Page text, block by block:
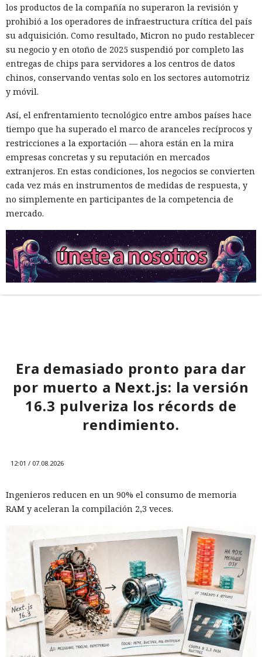
los productos de la compañía no superaron la revisión y
prohibió a los operadores de infraestructura crítica del país
su adquisición. Como resultado, Micron no pudo restablecer
su negocio y en otoño de 2025 suspendió por completo las
entregas de chips para servidores a los centros de datos
chinos, conservando ventas solo en los sectores automotriz
y móvil.
Así, el enfrentamiento tecnológico entre ambos países hace
tiempo que ha superado el marco de aranceles recíprocos y
restricciones a la exportación — ahora están en la mira
empresas concretas y su reputación en mercados
extranjeros. En estas condiciones, los negocios se convierten
cada vez más en instrumentos de medidas de respuesta, y
no simplemente en participantes de la competencia de
mercado.
Era demasiado pronto para dar
por muerto a Next.js: la versión
16.3 pulveriza los récords de
rendimiento.
12:01 / 07.08.2026
Ingenieros reducen en un 90% el consumo de memoria
RAM y aceleran la compilación 2,3 veces.